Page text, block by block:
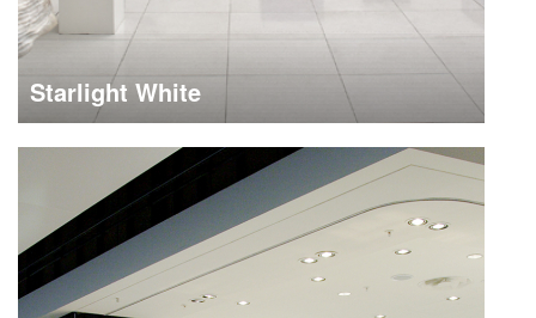
Starlight White